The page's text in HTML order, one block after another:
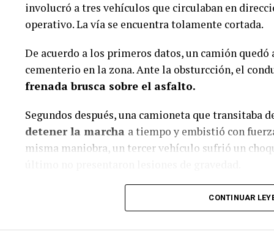
involucró a tres vehículos que circulaban en
operativo. La vía se encuentra tolamente cortada.
De acuerdo a los primeros datos, un camión quedó
cementerio en la zona. Ante la obsturcción, el
frenada brusca sobre el asfalto.
Segundos después, una camioneta que transitaba
detener la marcha a tiempo y embistió con
misma maniobra, un tercer vehículo sufrió un
A causa del fuerte golpe, el conductor del
personas involucradas en elsiniestro vial
CONTINUAR